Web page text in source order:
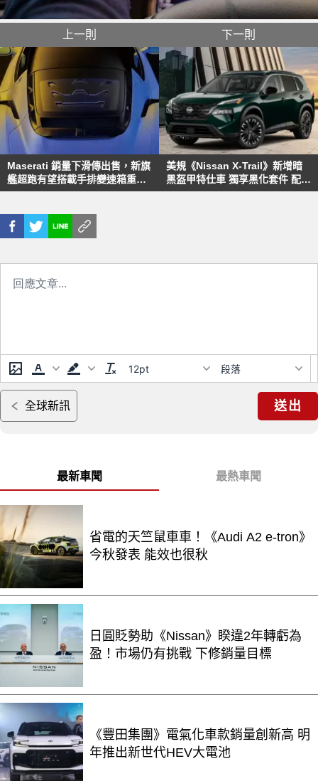
上一則
Maserati 銷量下滑傳出售，新旗
艦超跑有望搭載手排變速箱重振
聲勢
下一則
美規《Nissan X-Trail》新增暗
黑盔甲特仕車 獨享黑化套件 配備
更豐富
12pt 段落
全球新訊 送出
最新車聞 最熱車聞
省電的天竺鼠車車！《Audi A2 e-tron》
今秋發表 能效也很秋
日圓貶勢助《Nissan》睽違2年轉虧為
盈！市場仍有挑戰 下修銷量目標
《豐田集團》電氣化車款銷量創新高 明
年推出新世代HEV大電池